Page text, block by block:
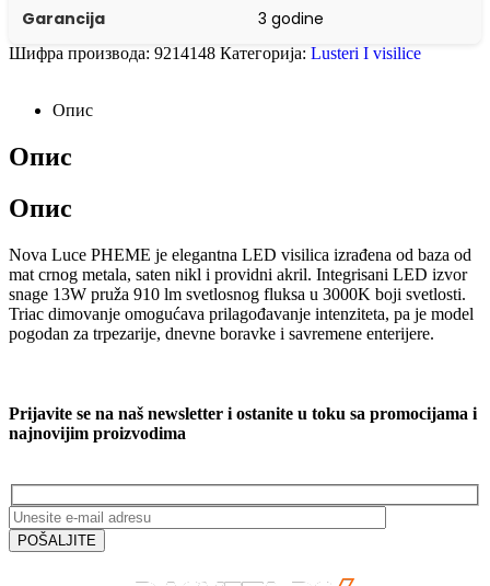
Garancija 3 godine
Шифра производа: 9214148 Категорија: Lusteri I visilice
Опис
Опис
Опис
Nova Luce PHEME je elegantna LED visilica izrađena od baza od
mat crnog metala, saten nikl i providni akril. Integrisani LED izvor
snage 13W pruža 910 lm svetlosnog fluksa u 3000K boji svetlosti.
Triac dimovanje omogućava prilagođavanje intenziteta, pa je model
pogodan za trpezarije, dnevne boravke i savremene enterijere.
Prijavite se na naš newsletter i ostanite u toku sa promocijama i
najnovijim proizvodima